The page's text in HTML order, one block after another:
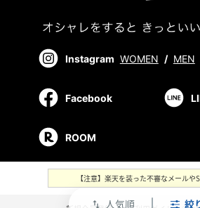
swap_vert 人気順 絞
Instagram WOMEN / MEN
Facebook
ROOM
【注意】楽天を装った不審なメールや